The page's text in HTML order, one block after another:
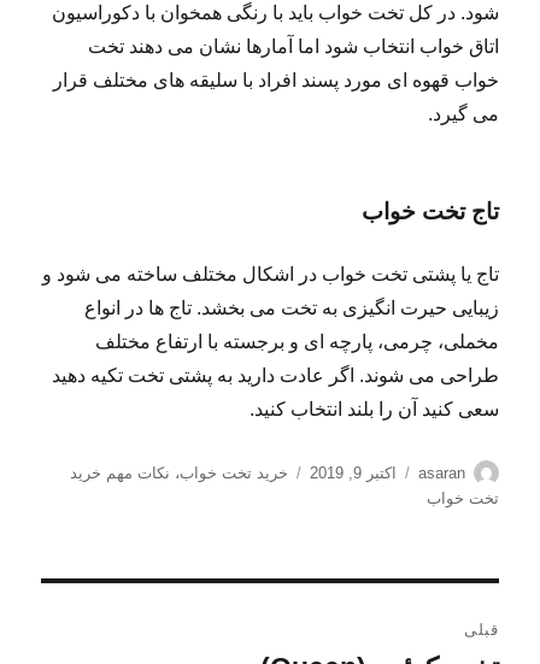
شود. در کل تخت خواب باید با رنگی همخوان با دکوراسیون
اتاق خواب انتخاب شود اما آمارها نشان می دهند تخت
خواب قهوه ای مورد پسند افراد با سلیقه های مختلف قرار
می گیرد.
تاج تخت خواب
تاج یا پشتی تخت خواب در اشکال مختلف ساخته می شود و
زیبایی حیرت انگیزی به تخت می بخشد. تاج ها در انواع
مخملی، چرمی، پارچه ای و برجسته با ارتفاع مختلف
طراحی می شوند. اگر عادت دارید به پشتی تخت تکیه دهید
سعی کنید آن را بلند انتخاب کنید.
نویسنده
asaran
ارسال
اکتبر 9, 2019 برچسب‌ها
خرید تخت خواب، نکات مهم خرید
تخت خواب
نوشته
قبلی